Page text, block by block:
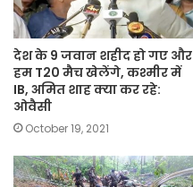
देश के 9 जवान शहीद हो गए और
हम T20 मैच खेलेंगे, कश्मीर में
IB, अमित शाह क्या कर रहे:
ओवैसी
October 19, 2021